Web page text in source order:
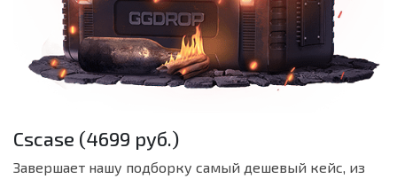
Cscase (4699 руб.)
Завершает нашу подборку самый дешевый кейс, из